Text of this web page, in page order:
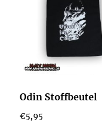
Odin Stoffbeutel
€5,95